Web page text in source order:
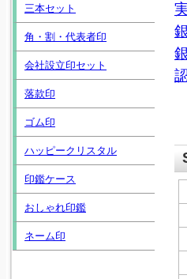
三本セット
角・割・代表者印
会社設立印セット
落款印
ゴム印
ハッピークリスタル
印鑑ケース
おしゃれ印鑑
ネーム印